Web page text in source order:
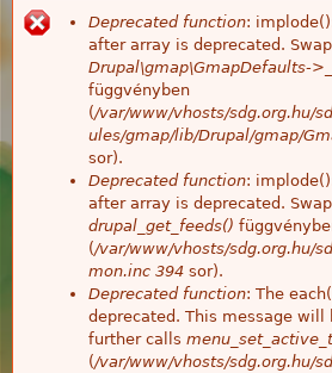
Hibaüzenet
Deprecated function:
after array is deprecated.
Drupal\gmap\GmapDefaults-
függvényben
(/var/www/vhosts/sdg.org.hu/
ules/gmap/lib/Drupal/gmap/
sor).
Deprecated function:
after array is deprecated.
drupal_get_feeds()
(/var/www/vhosts/sdg.org.hu/
mon.inc 394 sor).
Deprecated function: The
deprecated. This message will
further calls
(/var/www/vhosts/sdg.org.hu/